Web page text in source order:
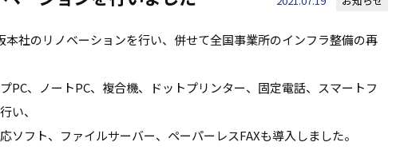
本社のリノベーションを行い、併せて全国事業所のインフラ整備の再
PC、ノートPC、複合機、ドットプリンター、固定電話、スマートフ
い、
ソフト、ファイルサーバー、ペーパーレスFAXも導入しました。